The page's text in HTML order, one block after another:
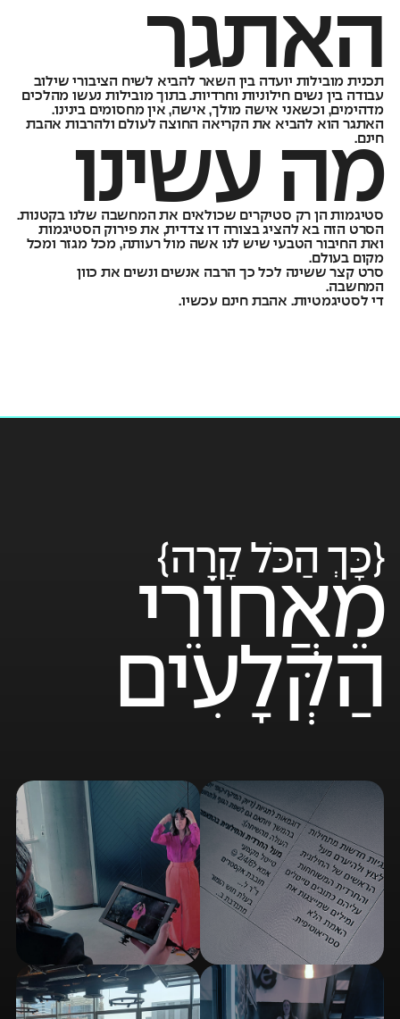
האתגר
תכנית מובילות יועדה בין השאר להביא לשיח הציבורי שילוב
עבודה בין נשים חילוניות וחרדיות. בתוך מובילות נעשו מהלכים
מדהימים, וכשאני אישה מולך, אישה, אין מחסומים בינינו.
האתגר הוא להביא את הקריאה החוצה לעולם ולהרבות אהבת
חינם.
מה עשינו
סטיגמות הן רק סטיקרים שכולאים את המחשבה שלנו בקטנות.
הסרט הזה בא להציג בצורה דו צדדית, את פירוק הסטיגמות
ואת החיבור הטבעי שיש לנו אשה מול רעותה, מכל מגזר ומכל
מקום בעולם.
סרט קצר ששינה לכל כך הרבה אנשים ונשים את כוון
המחשבה.
די לסטיגמטיות. אהבת חינם עכשיו.
{כָּךְ הַכֹּל קָרָה}
מֵאֲחוֹרֵי
הַקְּלָעִים